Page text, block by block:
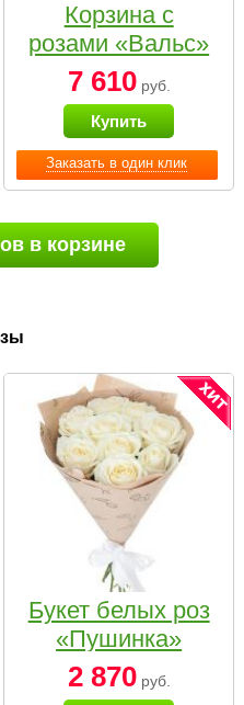
Заказать в один клик
Корзина с
розами «Вальс»
7 610руб.
Купить
в корзине
Букет белых роз
«Пушинка»
2 870руб.